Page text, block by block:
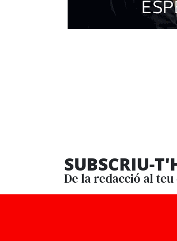
SUBSCRIU-
De la redacció al